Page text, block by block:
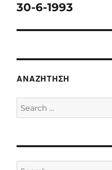
30-6-1993
ΑΝΑΖΉΤΗΣΗ
Search
for:
Search